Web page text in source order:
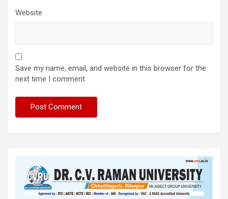
Website
Save my name, email, and website in this browser for the
next time I comment.